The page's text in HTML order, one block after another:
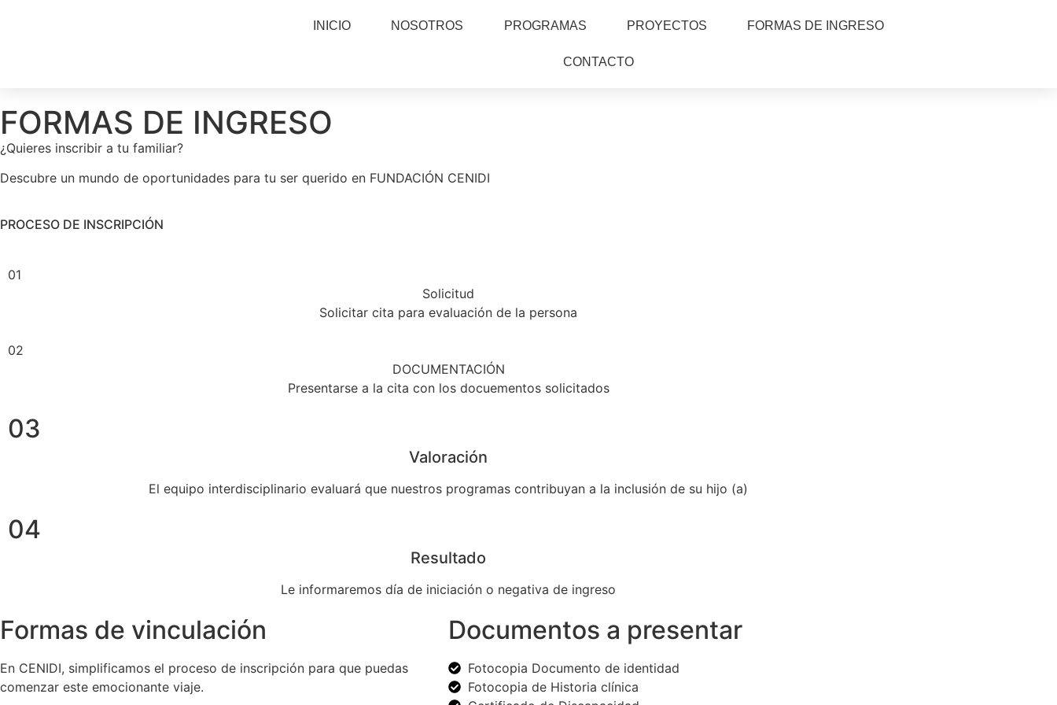
INICIO NOSOTROS PROGRAMAS PROYECTOS FORMAS DE INGRESO
CONTACTO
FORMAS DE INGRESO
¿Quieres inscribir a tu familiar?
Descubre un mundo de oportunidades para tu ser querido en FUNDACIÓN CENIDI
PROCESO DE INSCRIPCIÓN
01
Solicitud
Solicitar cita para evaluación de la persona
02
DOCUMENTACIÓN
Presentarse a la cita con los docuementos solicitados
03
Valoración
El equipo interdisciplinario evaluará que nuestros programas contribuyan a la inclusión de su hijo (a)
04
Resultado
Le informaremos día de iniciación o negativa de ingreso
Formas de vinculación
En CENIDI, simplificamos el proceso de inscripción para que puedas
comenzar este emocionante viaje.
Documentos a presentar
Fotocopia Documento de identidad
Fotocopia de Historia clínica